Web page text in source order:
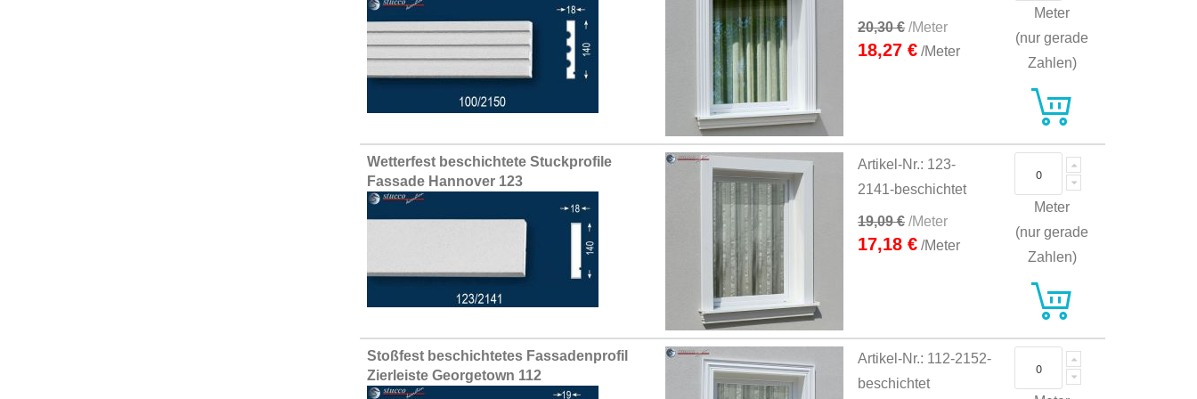
20,30 € /Meter
18,27 € /Meter
Meter
(nur gerade
Zahlen)
Wetterfest beschichtete Stuckprofile
Fassade Hannover 123
Artikel-Nr.: 123-
2141-beschichtet
19,09 € /Meter
17,18 € /Meter
Meter
(nur gerade
Zahlen)
Stoßfest beschichtetes Fassadenprofil
Zierleiste Georgetown 112
Artikel-Nr.: 112-2152-
beschichtet